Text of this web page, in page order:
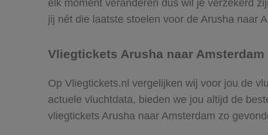
elk moment veranderen dus wil je verzekerd
jij nét die laatste stoelen voor de Arusha naar
Vliegtickets Arusha naar Amsterdam
Op Vliegtickets.nl vergelijken wij voor jou de
actuele vluchtdata, bieden we jou altijd de
vliegtickets Arusha naar Amsterdam zo